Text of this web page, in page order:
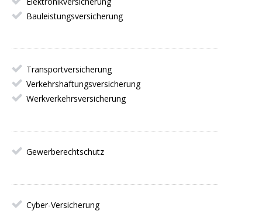
Bauleistungsversicherung
Transportversicherung
Verkehrshaftungsversicherung
Werkverkehrsversicherung
Gewerberechtschutz
Cyber-Versicherung